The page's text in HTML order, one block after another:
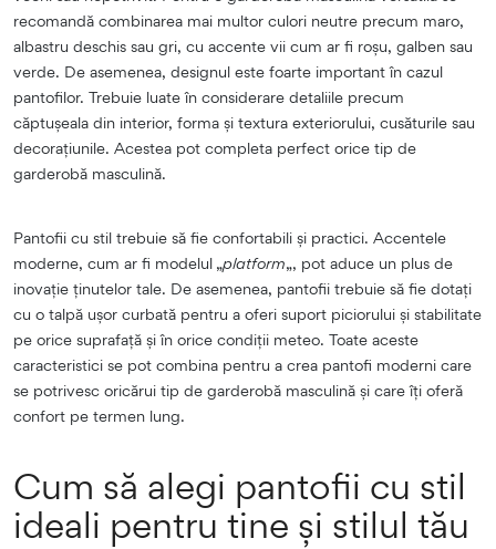
recomandă combinarea mai multor culori neutre precum maro,
albastru deschis sau gri, cu accente vii cum ar fi roșu, galben sau
verde. De asemenea, designul este foarte important în cazul
pantofilor. Trebuie luate în considerare detaliile precum
căptușeala din interior, forma și textura exteriorului, cusăturile sau
decorațiunile. Acestea pot completa perfect orice tip de
garderobă masculină.
Pantofii cu stil trebuie să fie confortabili și practici. Accentele
moderne, cum ar fi modelul „platform„, pot aduce un plus de
inovație ținutelor tale. De asemenea, pantofii trebuie să fie dotați
cu o talpă ușor curbată pentru a oferi suport piciorului și stabilitate
pe orice suprafață și în orice condiții meteo. Toate aceste
caracteristici se pot combina pentru a crea pantofi moderni care
se potrivesc oricărui tip de garderobă masculină și care îți oferă
confort pe termen lung.
Cum să alegi pantofii cu stil
ideali pentru tine și stilul tău